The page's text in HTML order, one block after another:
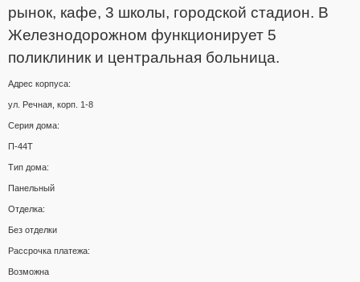
рынок, кафе, 3 школы, городской стадион. В
Железнодорожном функционирует 5
поликлиник и центральная больница.
Адрес корпуса:
ул. Речная, корп. 1-8
Серия дома:
П-44Т
Тип дома:
Панельный
Отделка:
Без отделки
Рассрочка платежа:
Возможна